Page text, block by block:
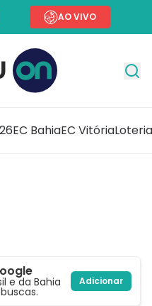
AO VIVO
EC BahiaEC Vitória
e da Bahia Adicionar